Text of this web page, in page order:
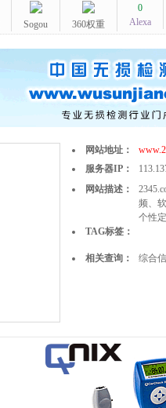
Sogou 360权重
0
Alexa
网站地址：
服务器IP：
网站描述：
频、
个性
TAG标签：
相关查询： 综合